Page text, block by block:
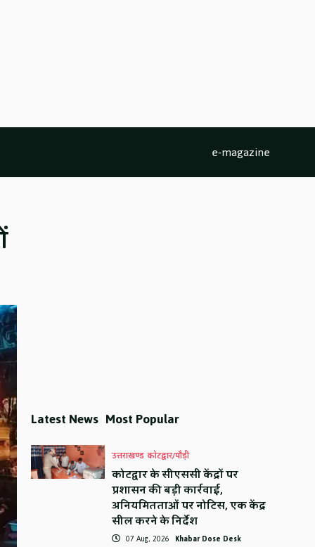
e-magazine
Latest News Most Popular
उत्तराखण्ड कोटद्वार/पौड़ी
कोटद्वार के सीएससी केंद्रों पर
प्रशासन की बड़ी कार्रवाई,
अनियमितताओं पर नोटिस, एक केंद्र
सील करने के निर्देश
07 Aug, 2026 Khabar Dose Desk